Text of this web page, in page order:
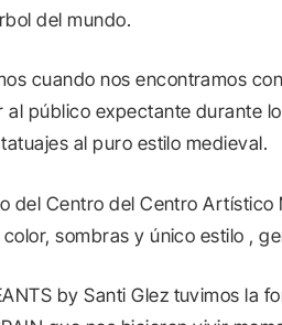
del mundo.
cuando nos encontramos
al público expectante durante
al puro estilo medieval.
del Centro del Centro
sombras y único estilo ,
by Santi Glez tuvimos